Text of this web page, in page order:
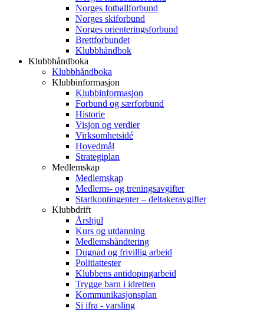
Norges fotballforbund
Norges skiforbund
Norges orienteringsforbund
Brettforbundet
Klubbhåndbok
Klubbhåndboka
Klubbhåndboka
Klubbinformasjon
Klubbinformasjon
Forbund og særforbund
Historie
Visjon og verdier
Virksomhetsidé
Hovedmål
Strategiplan
Medlemskap
Medlemskap
Medlems- og treningsavgifter
Startkontingenter – deltakeravgifter
Klubbdrift
Årshjul
Kurs og utdanning
Medlemshåndtering
Dugnad og frivillig arbeid
Politiattester
Klubbens antidopingarbeid
Trygge barn i idretten
Kommunikasjonsplan
Si ifra - varsling